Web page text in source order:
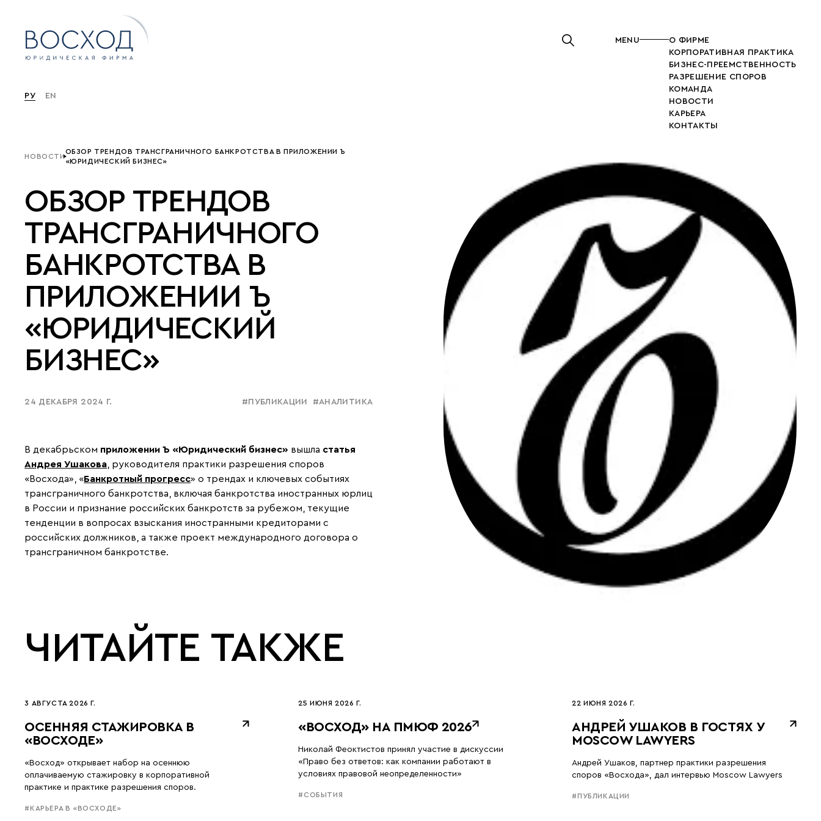
РУ EN
MENU
О ФИРМЕ
КОРПОРАТИВНАЯ ПРАКТИКА
БИЗНЕС-ПРЕЕМСТВЕННОСТЬ
РАЗРЕШЕНИЕ СПОРОВ
КОМАНДА
НОВОСТИ
КАРЬЕРА
КОНТАКТЫ
НОВОСТИ
ОБЗОР ТРЕНДОВ ТРАНСГРАНИЧНОГО БАНКРОТСТВА В ПРИЛОЖЕНИИ Ъ
«ЮРИДИЧЕСКИЙ БИЗНЕС»
ОБЗОР ТРЕНДОВ
ТРАНСГРАНИЧНОГО
БАНКРОТСТВА В
ПРИЛОЖЕНИИ Ъ
«ЮРИДИЧЕСКИЙ
БИЗНЕС»
24 ДЕКАБРЯ 2024 Г. #ПУБЛИКАЦИИ #АНАЛИТИКА
В декабрьском приложении Ъ «Юридический бизнес» вышла статья
Андрея Ушакова , руководителя практики разрешения споров
«Восхода», «Банкротный прогресс» о трендах и ключевых событиях
трансграничного банкротства, включая банкротства иностранных юрлиц
в России и признание российских банкротств за рубежом, текущие
тенденции в вопросах взыскания иностранными кредиторами с
российских должников, а также проект международного договора о
трансграничном банкротстве.
ЧИТАЙТЕ ТАКЖЕ
3 АВГУСТА 2026 Г.
ОСЕННЯЯ СТАЖИРОВКА В
«ВОСХОДЕ»
«Восход» открывает набор на осеннюю
оплачиваемую стажировку в корпоративной
практике и практике разрешения споров.
#КАРЬЕРА В «ВОСХОДЕ»
25 ИЮНЯ 2026 Г.
«ВОСХОД» НА ПМЮФ 2026
Николай Феоктистов принял участие в дискуссии
«Право без ответов: как компании работают в
условиях правовой неопределенности»
#СОБЫТИЯ
22 ИЮНЯ 2026 Г.
АНДРЕЙ УШАКОВ В ГОСТЯХ У
MOSCOW LAWYERS
Андрей Ушаков, партнер практики разрешения
споров «Восхода», дал интервью Moscow Lawyers
#ПУБЛИКАЦИИ